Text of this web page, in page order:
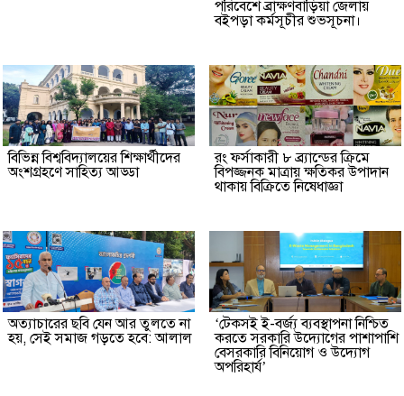
পরিবেশে ব্রাক্ষণবাড়িয়া জেলায়
বইপড়া কর্মসূচীর শুভসূচনা।
বিভিন্ন বিশ্ববিদ্যালয়ের শিক্ষার্থীদের
অংশগ্রহণে সাহিত্য আড্ডা
রং ফর্সাকারী ৮ ব্র্যান্ডের ক্রিমে
বিপজ্জনক মাত্রায় ক্ষতিকর উপাদান
থাকায় বিক্রিতে নিষেধাজ্ঞা
অত্যাচারের ছবি যেন আর তুলতে না
হয়, সেই সমাজ গড়তে হবে: আলাল
‘টেকসই ই-বর্জ্য ব্যবস্থাপনা নিশ্চিত
করতে সরকারি উদ্যোগের পাশাপাশি
বেসরকারি বিনিয়োগ ও উদ্যোগ
অপরিহার্য’